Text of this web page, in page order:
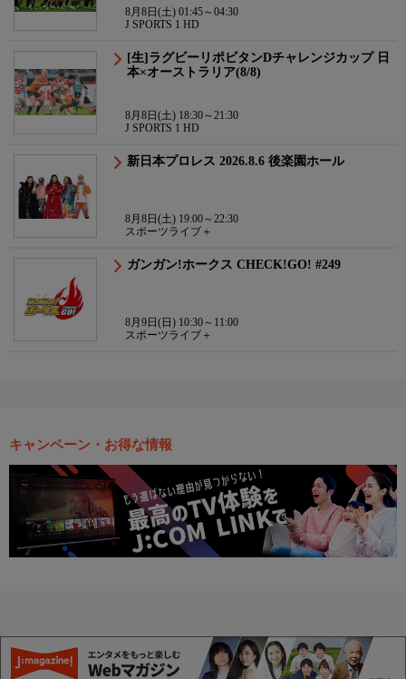
8月8日(土) 01:45～04:30
J SPORTS 1 HD
[生]ラグビーリポビタンDチャレンジカップ 日
本×オーストラリア(8/8)
8月8日(土) 18:30～21:30
J SPORTS 1 HD
新日本プロレス 2026.8.6 後楽園ホール
8月8日(土) 19:00～22:30
スポーツライブ＋
ガンガン!ホークス CHECK!GO! #249
8月9日(日) 10:30～11:00
スポーツライブ＋
キャンペーン・お得な情報